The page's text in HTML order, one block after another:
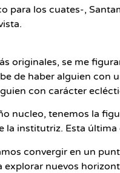
para los cuates-,
originales, se me
de haber alguien con
con carácter
nucleo, tenemos la
la institutriz. Esta última
convergir en un
explorar nuevos